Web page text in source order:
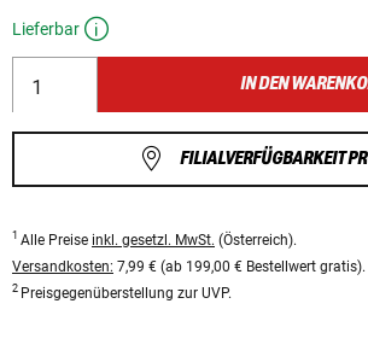
Lieferbar
IN DEN
FILIALVERFÜGBARKEIT
1 Alle Preise inkl. gesetzl. MwSt. (Österreich).
Versandkosten: 7,99 € (ab 199,00 € Bestellwert gratis).
2 Preisgegenüberstellung zur UVP.